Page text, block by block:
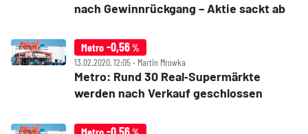
nach Gewinnrückgang – Aktie sackt ab
Metro -0,56%
13.02.2020, 12:05 ‧ Martin Mrowka
Metro: Rund 30 Real‑Supermärkte
werden nach Verkauf geschlossen